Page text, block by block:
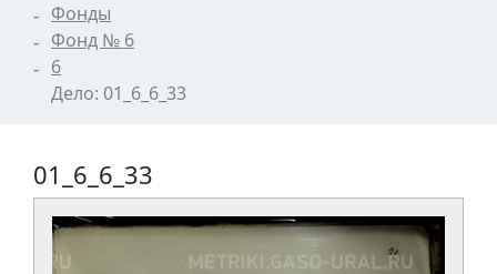
Фонды
Фонд № 6
6
Дело: 01_6_6_33
01_6_6_33